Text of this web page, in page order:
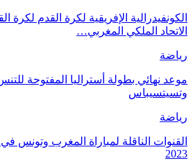
الكونفيدرالية الإفريقية لكرة القدم لكرة
الاتحاد الملكي المغربي…
رياضة
وتسيتسيباس
رياضة
القنوات الناقلة لمباراة المغرب وتونس
2023